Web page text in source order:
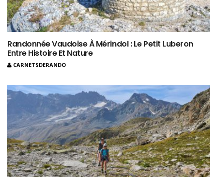
Randonnée Vaudoise À Mérindol : Le Petit Luberon
Entre Histoire Et Nature
CARNETSDERANDO